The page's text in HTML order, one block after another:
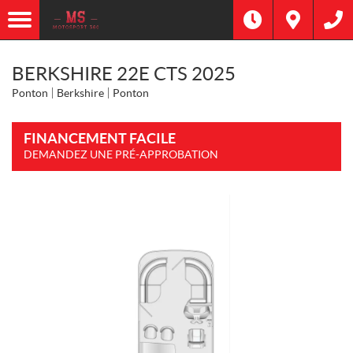
BERKSHIRE 22E CTS 2025
Ponton Berkshire Ponton
FINANCEMENT FACILE
DEMANDEZ UNE PRÉ-APPROBATION